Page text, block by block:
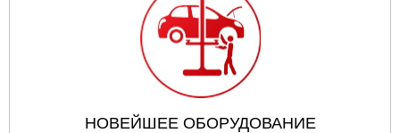
НОВЕЙШЕЕ ОБОРУДОВАНИЕ